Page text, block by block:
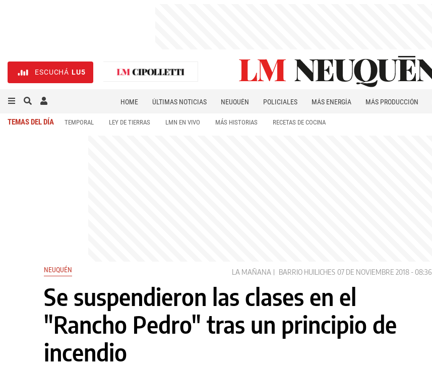
ESCUCHÁ LU5
HOME ÚLTIMAS NOTICIAS NEUQUÉN POLICIALES MÁS ENERGÍA MÁS PRODUCCIÓN
TEMAS DEL DÍA TEMPORAL LEY DE TIERRAS LMN EN VIVO MÁS HISTORIAS RECETAS DE COCINA
NEUQUÉN LA MAÑANA BARRIO HUILICHES 07 DE NOVIEMBRE 2018 - 08:36
Se suspendieron las clases en el
"Rancho Pedro" tras un principio de
incendio